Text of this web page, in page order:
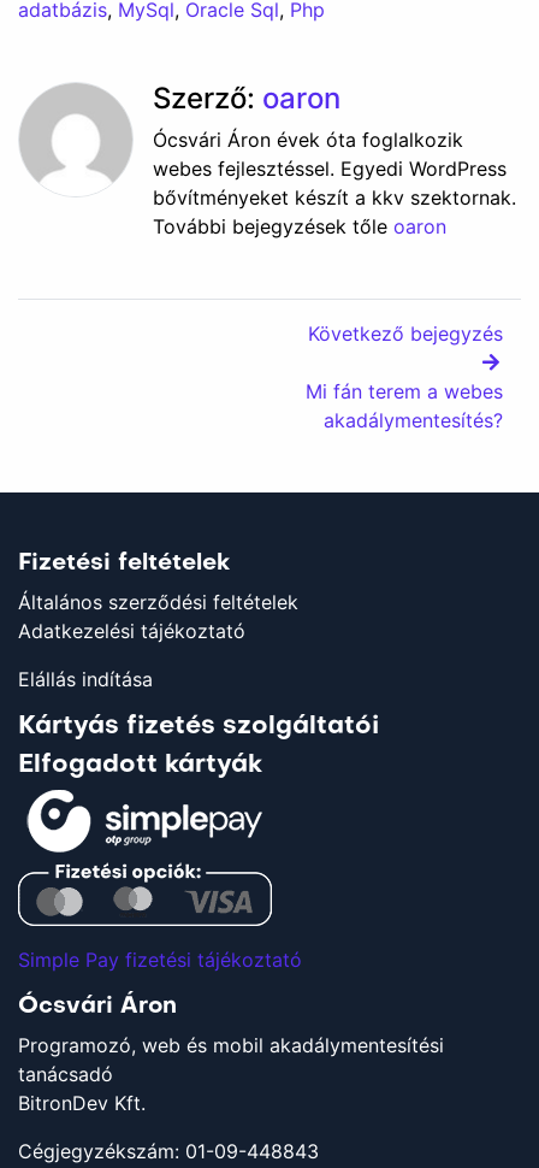
adatbázis, MySql, Oracle Sql, Php
Szerző: oaron
Ócsvári Áron évek óta foglalkozik
webes fejlesztéssel. Egyedi WordPress
bővítményeket készít a kkv szektornak.
További bejegyzések tőle oaron
Következő bejegyzés
Mi fán terem a webes
akadálymentesítés?
Fizetési feltételek
Általános szerződési feltételek
Adatkezelési tájékoztató
Elállás indítása
Kártyás fizetés szolgáltatói
Elfogadott kártyák
Simple Pay fizetési tájékoztató
Ócsvári Áron
Programozó, web és mobil akadálymentesítési
tanácsadó
BitronDev Kft.
Cégjegyzékszám: 01-09-448843